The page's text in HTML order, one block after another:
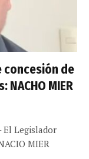
de
MIER
El Legislador
MIER